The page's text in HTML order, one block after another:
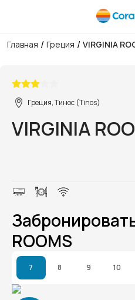
Главная / Греция / VIRGINIA
Греция, Тинос (Tinos)
VIRGINIA
ROOMS
7 8 9 10